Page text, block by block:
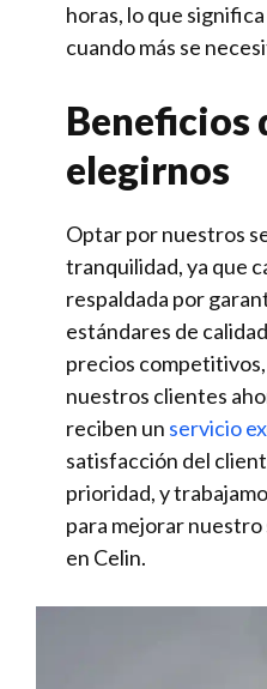
horas, lo que
cuando más se
Beneficios
elegirnos
Optar por nuestros
tranquilidad, ya que
respaldada por
estándares de
precios
nuestros clientes
reciben un servicio
satisfacción del
prioridad, y
para mejorar
en Celin.